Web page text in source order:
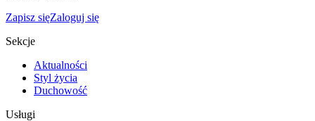
Zapisz sięZaloguj się
Sekcje
Aktualności
Styl życia
Duchowość
Usługi